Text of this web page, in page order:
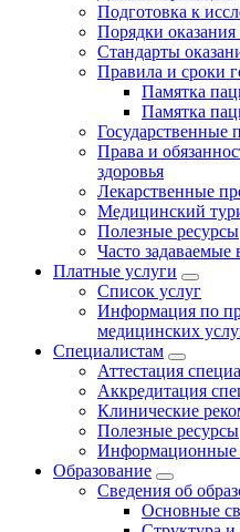
Подготовка к
Порядки
Стандарты
Правила и сроки
Памятка
Памятка
Государственные
Права и
здоровья
Лекарственные
Медицинский
Полезные ресурсы
Часто задаваемые
Платные услуги
Список услуг
Информация по
медицинских
Специалистам
Аттестация
Аккредитация
Клинические
Полезные ресурсы
Информационные
Образование
Сведения об
Основные